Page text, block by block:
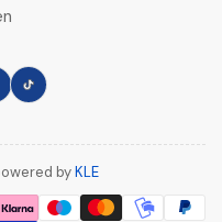
TikTok
byKLE